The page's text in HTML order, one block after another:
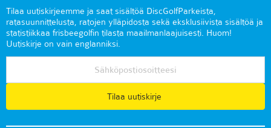
Tilaa uutiskirjeemme ja saat sisältöä DiscGolfParkeista,
ratasuunnittelusta, ratojen ylläpidosta sekä eksklusiivista sisältöä ja
statistiikkaa frisbeegolfin tilasta maailmanlaajuisesti. Huom!
Uutiskirje on vain englanniksi.
Tilaa uutiskirje